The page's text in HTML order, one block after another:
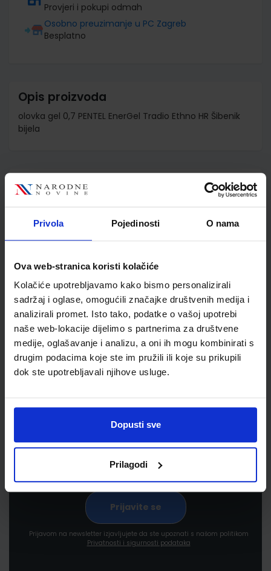
Privola Pojedinosti O nama
Ova web-stranica koristi kolačiće
Kolačiće upotrebljavamo kako bismo personalizirali
sadržaj i oglase, omogućili značajke društvenih medija i
analizirali promet. Isto tako, podatke o vašoj upotrebi
naše web-lokacije dijelimo s partnerima za društvene
medije, oglašavanje i analizu, a oni ih mogu kombinirati s
drugim podacima koje ste im pružili ili koje su prikupili
dok ste upotrebljavali njihove usluge.
Dopusti sve
Prilagodi
Provjeri i pokupi odmah
Osobno preuzimanje u PC Zagreb
Besplatno
Opis proizvoda
olovka gel 0,7 PENTEL EnerGel Tradio Ethno HR Šibenik
bijela
Detalji proizvoda
Šifra proizvoda
521410
Jedinična mjera
kom
Newsletter prijava
Prijavite se kako bi primali informacije o novim
pogodnostima
Prijavom na newsletter izjavljujete da ste upoznati s našom politikom
Privatnosti i sigurnosti podataka